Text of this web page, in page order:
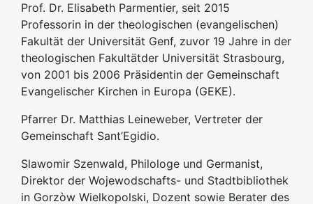
Prof. Dr. Elisabeth Parmentier, seit 2015
Professorin in der theologischen (evangelischen)
Fakultät der Universität Genf, zuvor 19 Jahre in der
theologischen Fakultätder Universität Strasbourg,
von 2001 bis 2006 Präsidentin der Gemeinschaft
Evangelischer Kirchen in Europa (GEKE).
Pfarrer Dr. Matthias Leineweber, Vertreter der
Gemeinschaft Sant’Egidio.
Slawomir Szenwald, Philologe und Germanist,
Direktor der Wojewodschafts- und Stadtbibliothek
in Gorzòw Wielkopolski, Dozent sowie Berater des